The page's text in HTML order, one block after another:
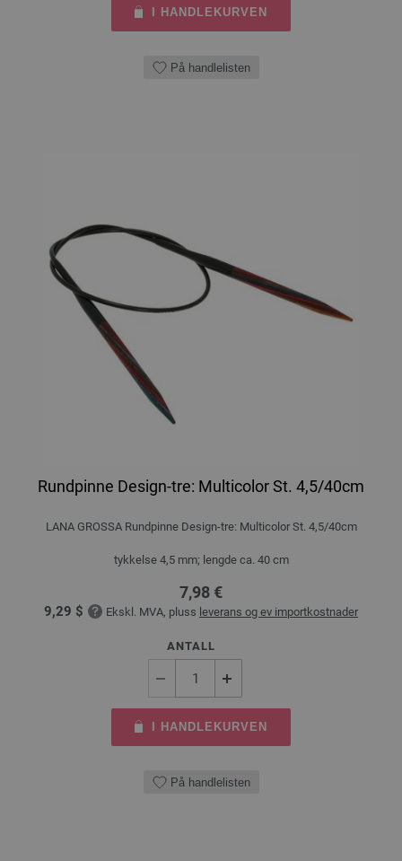
I HANDLEKURVEN
På handlelisten
Rundpinne Design-tre: Multicolor St. 4,5/40cm
LANA GROSSA Rundpinne Design-tre: Multicolor St. 4,5/40cm
tykkelse 4,5 mm; lengde ca. 40 cm
7,98 €
9,29 $ Ekskl. MVA, pluss leverans og ev importkostnader
ANTALL
I HANDLEKURVEN
På handlelisten